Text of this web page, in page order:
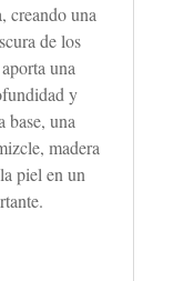
creando una
de los
una
y
base, una
madera
piel en un